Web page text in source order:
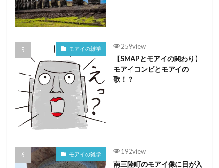
モアイの雑学 259view
【SMAPとモアイの関わり】
モアイコンビとモアイの
歌！？
モアイの雑学 192view
南三陸町のモアイ像に目が入